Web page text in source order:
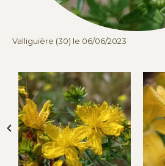
Valliguière (30) le 06/06/2023